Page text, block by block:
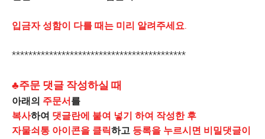
입금자 성함이 다를 때는 미리 알려주세요.
******************************************
♣주문 댓글 작성하실 때
아래의 주문서를
복사하여 댓글란에 붙여 넣기 하여 작성한 후
자물쇠통 아이콘을 클릭하고 등록을 누르시면 비밀댓글이